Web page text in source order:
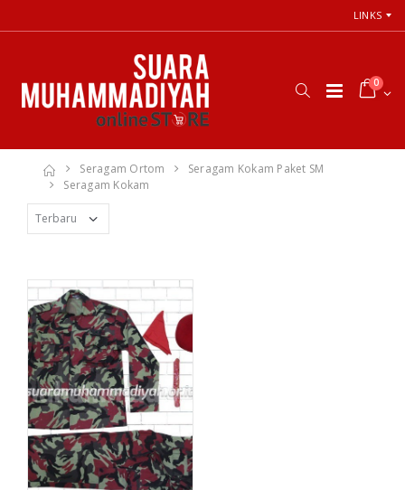
LINKS
0
Seragam Ortom
Seragam Kokam Paket SM
Seragam Kokam